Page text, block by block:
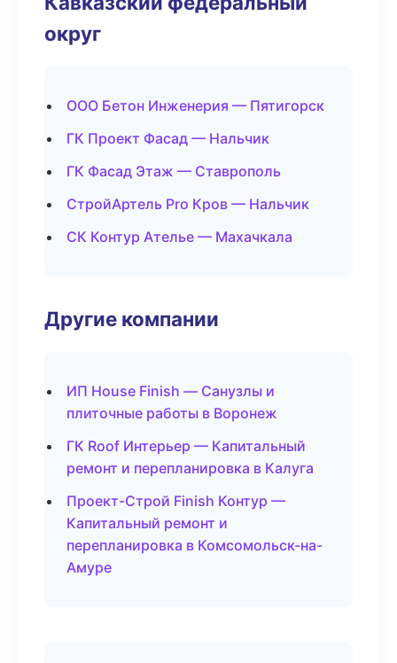
округ
ООО Бетон Инженерия — Пятигорск
ГК Проект Фасад — Нальчик
ГК Фасад Этаж — Ставрополь
СтройАртель Pro Кров — Нальчик
СК Контур Ателье — Махачкала
Другие компании
ИП House Finish — Санузлы и
плиточные работы в Воронеж
ГК Roof Интерьер — Капитальный
ремонт и перепланировка в Калуга
Проект-Строй Finish Контур —
Капитальный ремонт и
перепланировка в Комсомольск-на-
Амуре